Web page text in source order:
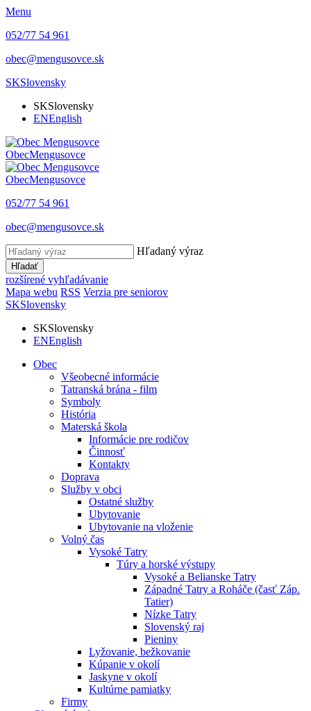
Menu
052/77 54 961
obec@mengusovce.sk
SKSlovensky
SKSlovensky
ENEnglish
ObecMengusovce
ObecMengusovce
052/77 54 961
obec@mengusovce.sk
Hľadaný výraz
Hľadať
rozšírené vyhľadávanie
Mapa webu RSS Verzia pre seniorov
SKSlovensky
SKSlovensky
ENEnglish
Obec
Všeobecné informácie
Tatranská brána - film
Symboly
História
Materská škola
Informácie pre rodičov
Činnosť
Kontakty
Doprava
Služby v obci
Ostatné služby
Ubytovanie
Ubytovanie na vloženie
Volný čas
Vysoké Tatry
Túry a horské výstupy
Vysoké a Belianske Tatry
Západné Tatry a Roháče (časť Záp.
Tatier)
Nízke Tatry
Slovenský raj
Pieniny
Lyžovanie, bežkovanie
Kúpanie v okolí
Jaskyne v okolí
Kultúrne pamiatky
Firmy